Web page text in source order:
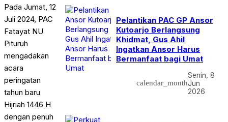
Pada Jumat, 12
Juli 2024, PAC
Fatayat NU
Pituruh
mengadakan
acara
peringatan
tahun baru
Hijriah 1446 H
dengan penuh
Pelantikan PAC GP Ansor
Kutoarjo Berlangsung
Khidmat, Gus Ahil
Ingatkan Ansor Harus
Bermanfaat bagi Umat
calendar_month
Senin, 8
Jun
2026